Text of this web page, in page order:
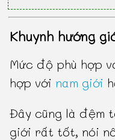
Khuynh hướng
Mức độ phù hợp
hợp với nam giới
Đây cũng là đệm
giới rất tốt, nói